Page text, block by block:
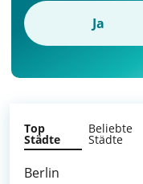
Ja
Top
Städte
Beliebte
Städte
Berlin